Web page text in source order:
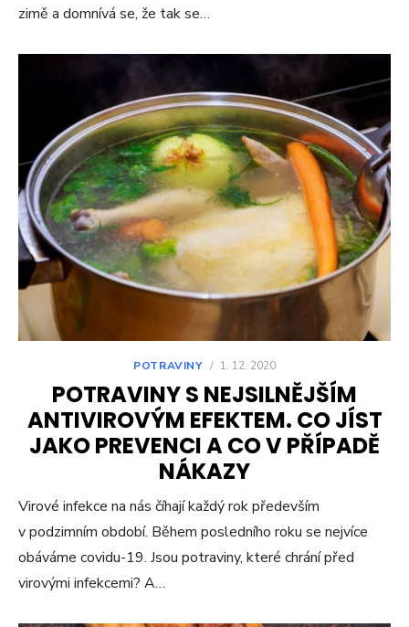
zimě a domnívá se, že tak se…
POTRAVINY / 1. 12. 2020
POTRAVINY S NEJSILNĚJŠÍM
ANTIVIROVÝM EFEKTEM. CO JÍST
JAKO PREVENCI A CO V PŘÍPADĚ
NÁKAZY
Virové infekce na nás číhají každý rok především
v podzimním období. Během posledního roku se nejvíce
obáváme covidu-19. Jsou potraviny, které chrání před
virovými infekcemi? A…